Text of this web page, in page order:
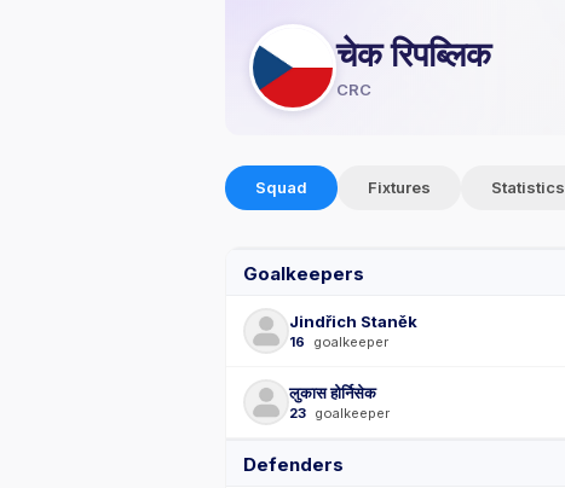
चेक रिपब्लिक
CRC
Squad Fixtures Statistics
Goalkeepers
Jindřich Staněk
16 goalkeeper
लुकास होर्निसेक
23 goalkeeper
Defenders